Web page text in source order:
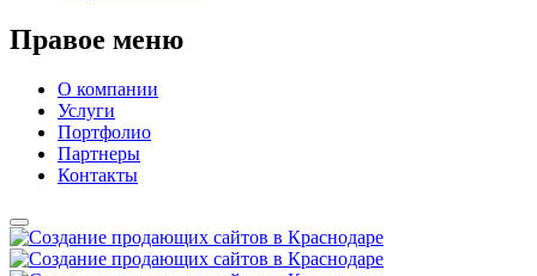
Правое меню
О компании
Услуги
Портфолио
Партнеры
Контакты